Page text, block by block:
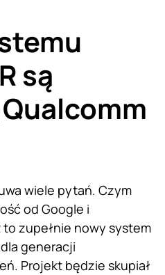
są
wiele pytań. Czym
od Google i
to zupełnie nowy system
generacji
Projekt będzie skupiał